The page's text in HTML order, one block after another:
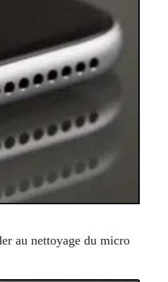
au nettoyage du micro